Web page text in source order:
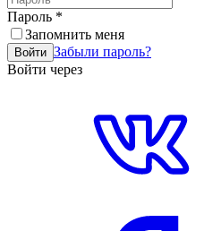
Пароль *
Запомнить меня
Войти Забыли пароль?
Войти через